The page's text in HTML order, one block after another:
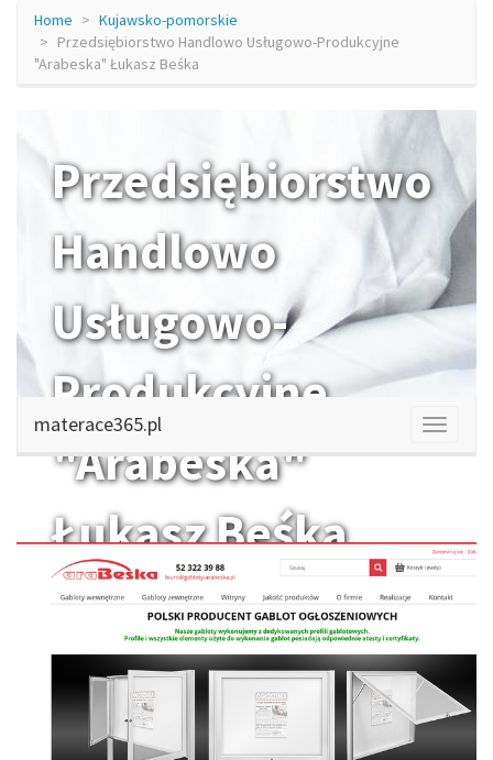
Home
Kujawsko-pomorskie
Przedsiębiorstwo Handlowo Usługowo-Produkcyjne
"Arabeska" Łukasz Beśka
Przedsiębiorstwo
Handlowo
Usługowo-
Produkcyjne
"Arabeska"
Łukasz Beśka
gabloty-sklep.pl
materace365.pl